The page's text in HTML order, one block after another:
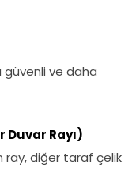
güvenli ve daha
Duvar Rayı)
diğer taraf çelik